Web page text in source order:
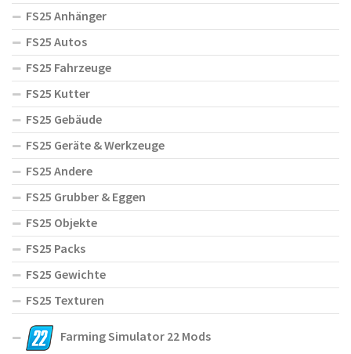
FS25 Anhänger
FS25 Autos
FS25 Fahrzeuge
FS25 Kutter
FS25 Gebäude
FS25 Geräte & Werkzeuge
FS25 Andere
FS25 Grubber & Eggen
FS25 Objekte
FS25 Packs
FS25 Gewichte
FS25 Texturen
Farming Simulator 22 Mods